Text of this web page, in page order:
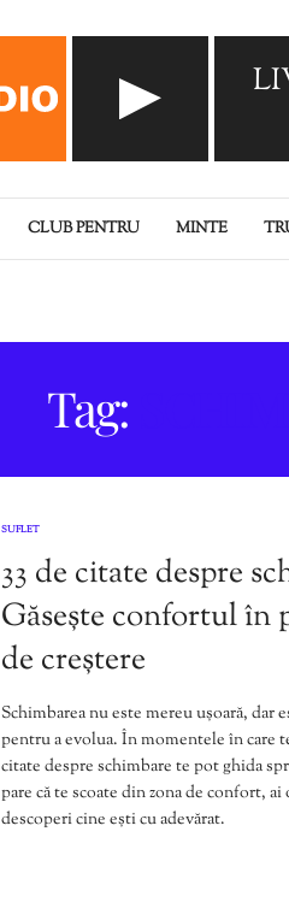
CLUB PENTRU MINTE
Tag:
SUFLET
33 de citate despre
Găsește confortul în
de creștere
Schimbarea nu este mereu ușoară, dar
pentru a evolua. În momentele în care
citate despre schimbare te pot ghida
pare că te scoate din zona de confort, ai
descoperi cine ești cu adevărat.